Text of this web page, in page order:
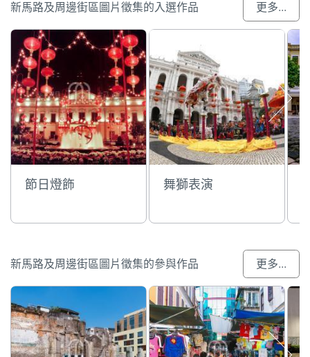
新馬路及周邊街區圖片徵集的入選作品 更多...
節日燈飾 舞獅表演
新馬路及周邊街區圖片徵集的參與作品 更多...